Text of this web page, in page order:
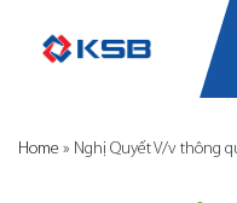
Home » Nghị Quyết V/v thông qua phương án